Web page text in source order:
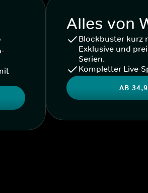
Alles von
Blockbuster kurz
Exklusive und
Serien.
Kompletter Live-
AB